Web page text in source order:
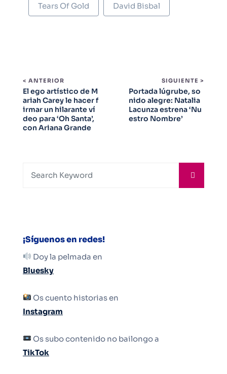
Tears Of Gold David Bisbal
< ANTERIOR
El ego artístico de M
ariah Carey le hacer f
irmar un hilarante ví
deo para ‘Oh Santa’,
con Ariana Grande
SIGUIENTE >
Portada lúgrube, so
nido alegre: Natalia
Lacunza estrena ‘Nu
estro Nombre’
¡Síguenos en redes!
Doy la pelmada en
Bluesky
Os cuento historias en
Instagram
Os subo contenido no bailongo a
TikTok